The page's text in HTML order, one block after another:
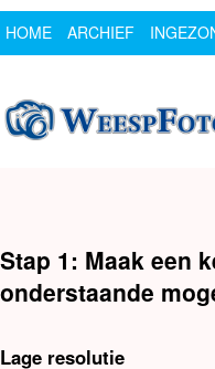
HOME ARCHIEF
Stap 1: Maak een
onderstaande
Lage resolutie